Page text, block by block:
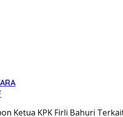
Ketua KPK Firli Bahuri